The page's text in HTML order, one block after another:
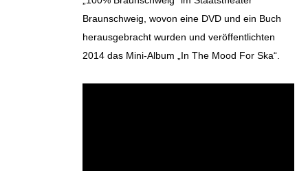
Braunschweig, wovon eine DVD und ein Buch
herausgebracht wurden und veröffentlichten
2014 das Mini-Album „In The Mood For Ska“.